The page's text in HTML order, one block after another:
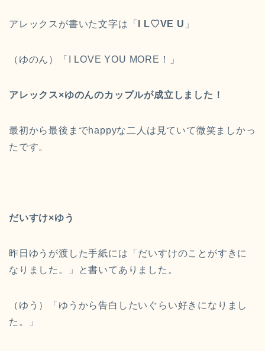
アレックスが書いた文字は「 I L♡VE U 」
（ゆのん）「I LOVE YOU MORE！」
アレックス×ゆのんのカップルが成立しました！
最初から最後までhappyな二人は見ていて微笑ましかっ
たです。
だいすけ×ゆう
昨日ゆうが渡した手紙には「だいすけのことがすきに
なりました。」と書いてありました。
（ゆう）「ゆうから告白したいぐらい好きになりまし
た。」